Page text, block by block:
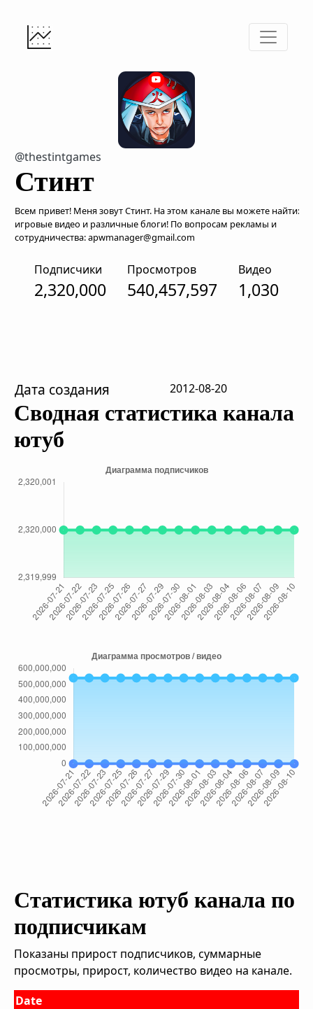
@thestintgames
Стинт
Всем привет! Меня зовут Стинт. На этом канале вы можете найти:
игровые видео и различные блоги! По вопросам рекламы и
сотрудничества: apwmanager@gmail.com
Подписчики
2,320,000
Просмотров
540,457,597
Видео
1,030
Дата создания 2012-08-20
Сводная статистика канала
ютуб
Статистика ютуб канала по
подписчикам
Показаны прирост подписчиков, суммарные
просмотры, прирост, количество видео на канале.
Date